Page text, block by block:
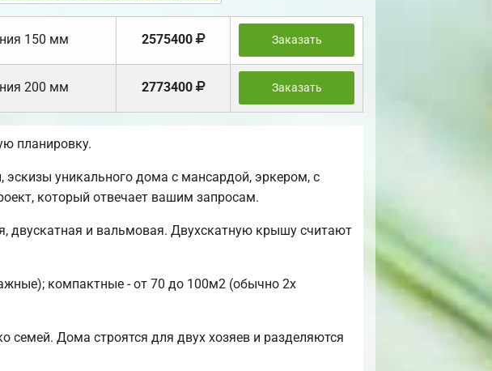
150 мм 2575400 Заказать
200 мм 2773400 Заказать
планировку.
уникального дома с мансардой, эркером, с
который отвечает вашим запросам.
и вальмовая. Двухскатную крышу считают
компактные - от 70 до 100м2 (обычно 2х
Дома строятся для двух хозяев и разделяются